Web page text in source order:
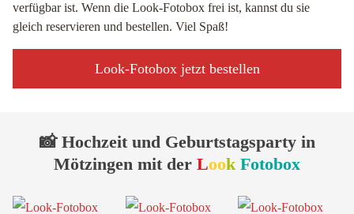
verfügbar ist. Wenn die Look-Fotobox frei ist, kannst du sie
gleich reservieren und bestellen. Viel Spaß!
Look-Fotobox jetzt bestellen
📸 Hochzeit und Geburtstagsparty in
Mötzingen mit der Look Fotobox